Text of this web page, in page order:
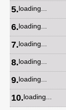
5.loading...
6.loading...
7.loading...
8.loading...
9.loading...
10.loading...